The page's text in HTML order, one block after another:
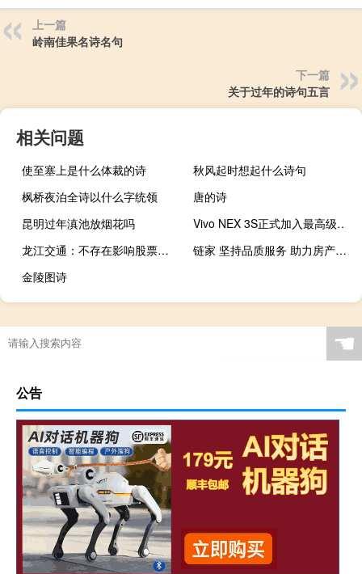
上一篇
岭南佳果名诗名句
下一篇
关于过年的诗句五言
相关问题
使至塞上是什么体裁的诗
秋风起时想起什么诗句
枫桥夜泊全诗以什么字统领
唐的诗
昆明过年滇池放烟花吗
Vivo NEX 3S正式加入最高级别的俱乐部
龙江交通：不存在影响股票交易价格异动的重大事项
链家 坚持品质服务 助力房产经纪行业高质量发展 到底什么情况嘞
金陵图诗
☚
公告